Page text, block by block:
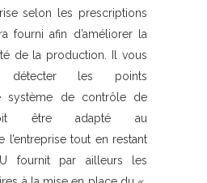
selon les prescriptions
fourni afin d’améliorer la
de la production. Il vous
détecter les points
système de contrôle de
être adapté au
l’entreprise tout en restant
fournit par ailleurs les